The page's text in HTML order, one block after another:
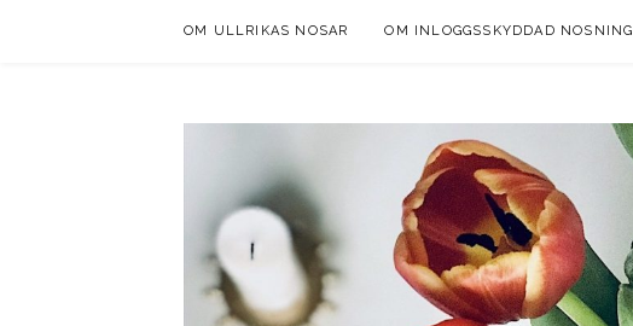
OM ULLRIKAS NOSAR OM INLOGGSSKYDDAD NOSNING